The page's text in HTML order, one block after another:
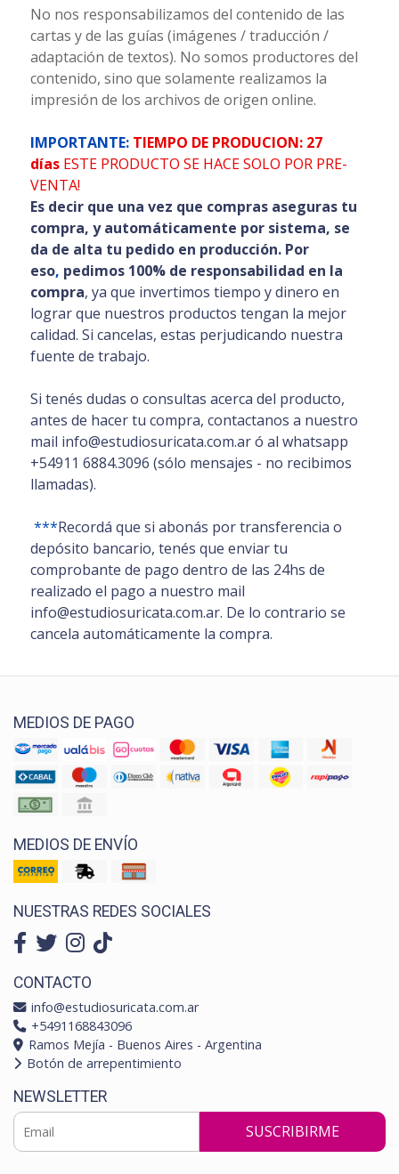
No nos responsabilizamos del contenido de las
cartas y de las guías (imágenes / traducción /
adaptación de textos). No somos productores del
contenido, sino que solamente realizamos la
impresión de los archivos de origen online.
IMPORTANTE: TIEMPO DE PRODUCION: 27
días ESTE PRODUCTO SE HACE SOLO POR PRE-
VENTA!
Es decir que una vez que compras aseguras tu
compra, y automáticamente por sistema, se
da de alta tu pedido en producción. Por
eso, pedimos 100% de responsabilidad en la
compra, ya que invertimos tiempo y dinero en
lograr que nuestros productos tengan la mejor
calidad. Si cancelas, estas perjudicando nuestra
fuente de trabajo.
Si tenés dudas o consultas acerca del producto,
antes de hacer tu compra, contactanos a nuestro
mail info@estudiosuricata.com.ar ó al whatsapp
+54911 6884.3096 (sólo mensajes - no recibimos
llamadas).
***Recordá que si abonás por transferencia o
depósito bancario, tenés que enviar tu
comprobante de pago dentro de las 24hs de
realizado el pago a nuestro mail
info@estudiosuricata.com.ar. De lo contrario se
cancela automáticamente la compra.
MEDIOS DE PAGO
MEDIOS DE ENVÍO
NUESTRAS REDES SOCIALES
CONTACTO
info@estudiosuricata.com.ar
+5491168843096
Ramos Mejía - Buenos Aires - Argentina
Botón de arrepentimiento
NEWSLETTER
SUSCRIBIRME